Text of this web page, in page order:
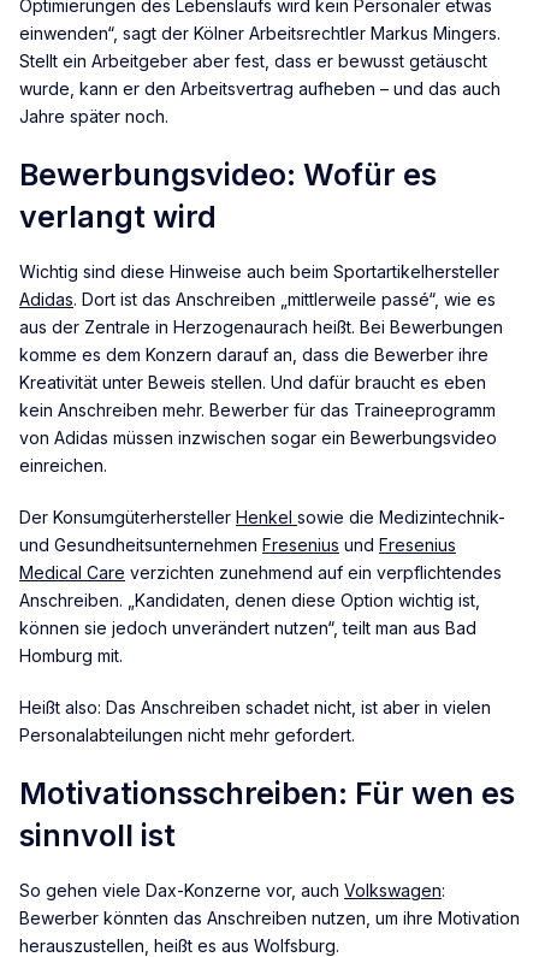
Optimierungen des Lebenslaufs wird kein Personaler etwas
einwenden“, sagt der Kölner Arbeitsrechtler Markus Mingers.
Stellt ein Arbeitgeber aber fest, dass er bewusst getäuscht
wurde, kann er den Arbeitsvertrag aufheben – und das auch
Jahre später noch.
Bewerbungsvideo: Wofür es
verlangt wird
Wichtig sind diese Hinweise auch beim Sportartikelhersteller
Adidas. Dort ist das Anschreiben „mittlerweile passé“, wie es
aus der Zentrale in Herzogenaurach heißt. Bei Bewerbungen
komme es dem Konzern darauf an, dass die Bewerber ihre
Kreativität unter Beweis stellen. Und dafür braucht es eben
kein Anschreiben mehr. Bewerber für das Traineeprogramm
von Adidas müssen inzwischen sogar ein Bewerbungsvideo
einreichen.
Der Konsumgüterhersteller Henkel sowie die Medizintechnik-
und Gesundheitsunternehmen Fresenius und Fresenius
Medical Care verzichten zunehmend auf ein verpflichtendes
Anschreiben. „Kandidaten, denen diese Option wichtig ist,
können sie jedoch unverändert nutzen“, teilt man aus Bad
Homburg mit.
Heißt also: Das Anschreiben schadet nicht, ist aber in vielen
Personalabteilungen nicht mehr gefordert.
Motivationsschreiben: Für wen es
sinnvoll ist
So gehen viele Dax-Konzerne vor, auch Volkswagen:
Bewerber könnten das Anschreiben nutzen, um ihre Motivation
herauszustellen, heißt es aus Wolfsburg.